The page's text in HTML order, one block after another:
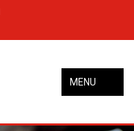
MENU